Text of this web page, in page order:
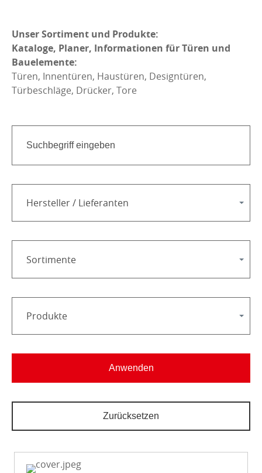
Unser Sortiment und Produkte:
Kataloge, Planer, Informationen für Türen und
Bauelemente:
Türen, Innentüren, Haustüren, Designtüren,
Türbeschläge, Drücker, Tore
Hersteller / Lieferanten
Sortimente
Produkte
Anwenden
Zurücksetzen